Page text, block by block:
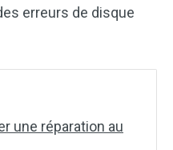
erreurs de disque
une réparation au